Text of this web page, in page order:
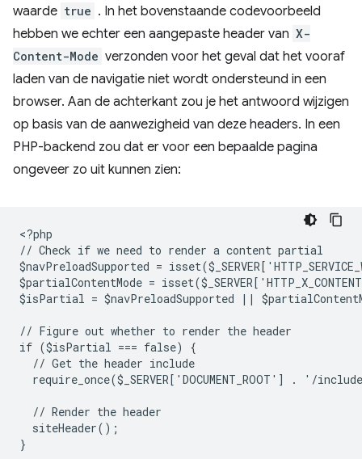
waarde true . In het bovenstaande codevoorbeeld
hebben we echter een aangepaste header van X-
Content-Mode verzonden voor het geval dat het vooraf
laden van de navigatie niet wordt ondersteund in een
browser. Aan de achterkant zou je het antwoord wijzigen
op basis van de aanwezigheid van deze headers. In een
PHP-backend zou dat er voor een bepaalde pagina
ongeveer zo uit kunnen zien:
<?php
// Check if we need to render a content partial
$navPreloadSupported =
$partialContentMode =
$isPartial = $navPreloadSupported ||
// Figure out whether to render the header
if ($isPartial === false) {
  // Get the header include
require_once($_SERVER['DOCUMENT_ROOT'] . '/
  // Render the header
  siteHeader();
}